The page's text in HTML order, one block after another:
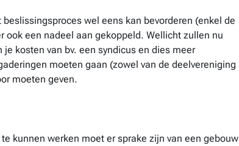
wel eens kan bevorderen (enkel de
een nadeel aan gekoppeld. Wellicht zullen nu
kosten van bv. een syndicus en dies meer
moeten gaan (zowel van de deelvereniging
moeten geven.
kunnen werken moet er sprake zijn van een gebouw